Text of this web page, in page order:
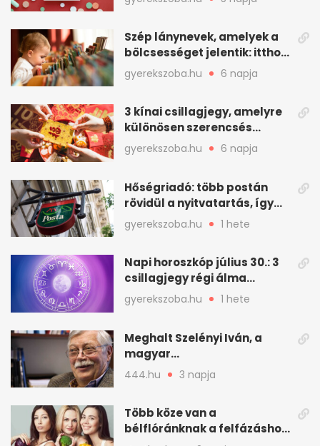
Szép lánynevek, amelyek a
bölcsességet jelentik: itthon
is adhatók
gyerekszoba.hu 6 napja
3 kínai csillagjegy, amelyre
különösen szerencsés
augusztus vár
gyerekszoba.hu 6 napja
Hőségriadó: több postán
rövidül a nyitvatartás, így
intézkedik a Magyar Posta
gyerekszoba.hu 1 hete
Napi horoszkóp július 30.: 3
csillagjegy régi álma
teljesülhet
gyerekszoba.hu 1 hete
Meghalt Szelényi Iván, a
magyar
társadalomtudomány
meghatározó alakja
444.hu 3 napja
Több köze van a
bélflóránknak a felfázáshoz,